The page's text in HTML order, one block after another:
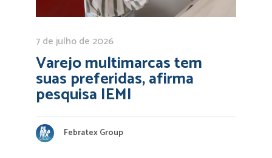
7 de julho de 2026
Varejo multimarcas tem
suas preferidas, afirma
pesquisa IEMI
Febratex Group